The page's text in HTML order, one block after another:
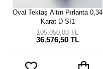
Oval Tektaş Altın Pırlanta 0,34
Karat D SI1
36.576,50 TL
105.050,00 TL